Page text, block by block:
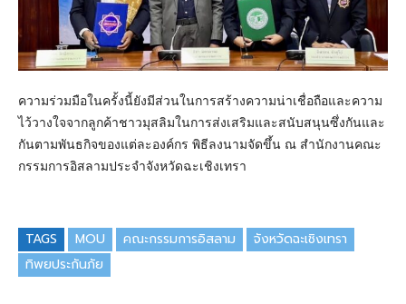
ความร่วมมือในครั้งนี้ยังมีส่วนในการสร้างความน่าเชื่อถือและความ
ไว้วางใจจากลูกค้าชาวมุสลิมในการส่งเสริมและสนับสนุนซึ่งกันและ
กันตามพันธกิจของแต่ละองค์กร พิธีลงนามจัดขึ้น ณ สำนักงานคณะ
กรรมการอิสลามประจำจังหวัดฉะเชิงเทรา
TAGS MOU คณะกรรมการอิสลาม
จังหวัดฉะเชิงเทรา
ทิพยประกันภัย